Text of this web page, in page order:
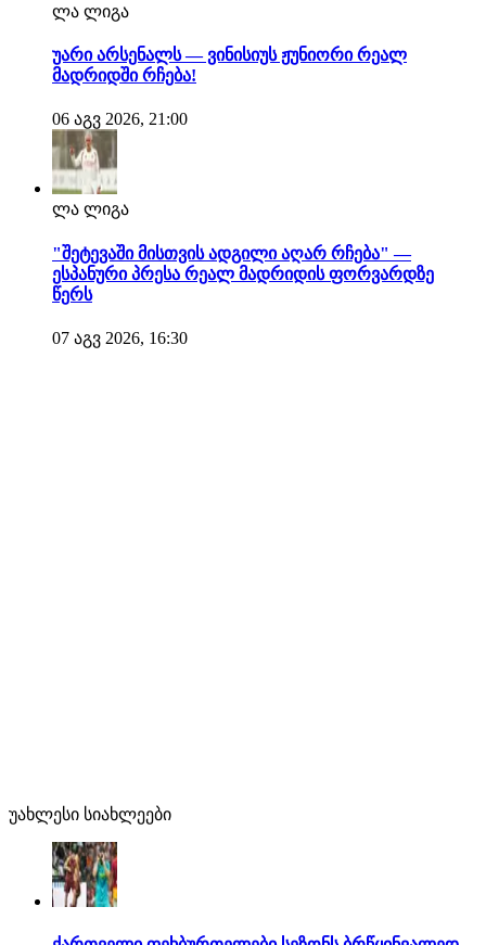
ლა ლიგა
უარი არსენალს — ვინისიუს ჟუნიორი რეალ
მადრიდში რჩება!
06 აგვ 2026, 21:00
ლა ლიგა
"შეტევაში მისთვის ადგილი აღარ რჩება" —
ესპანური პრესა რეალ მადრიდის ფორვარდზე
წერს
07 აგვ 2026, 16:30
უახლესი სიახლეები